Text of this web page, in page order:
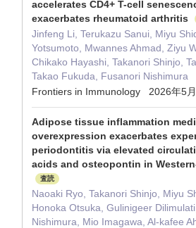
accelerates CD4+ T-cell
exacerbates rheumatoid arthritis
Jinfeng Li, Terukazu Sanui, Miyu
Yotsumoto, Mwannes Ahmad, Ziyu
Chikako Hayashi, Takanori Shinjo,
Takao Fukuda, Fusanori Nishimura
Frontiers in Immunology 2026年5月
Adipose tissue inflammation
overexpression exacerbates
periodontitis via elevated
acids and osteopontin in
査読
Naoaki Ryo, Takanori Shinjo, Miyu
Honoka Otsuka, Gulinigeer
Nishimura, Mio Imagawa, Al-kafee